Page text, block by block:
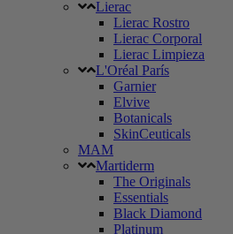
Lierac
Lierac Rostro
Lierac Corporal
Lierac Limpieza
L'Oréal París
Garnier
Elvive
Botanicals
SkinCeuticals
MAM
Martiderm
The Originals
Essentials
Black Diamond
Platinum